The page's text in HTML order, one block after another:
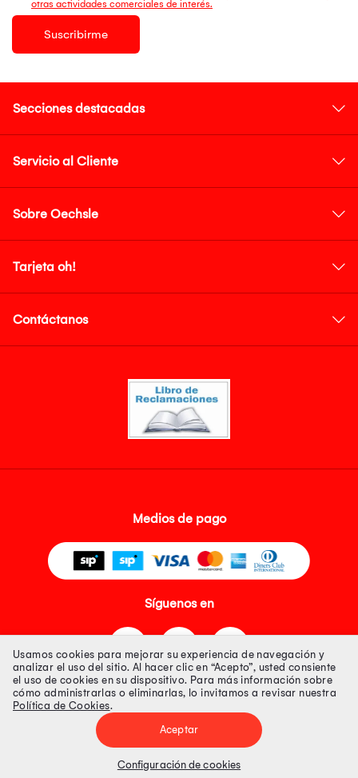
otras actividades comerciales de interés.
Suscribirme
Secciones destacadas
Servicio al Cliente
Sobre Oechsle
Tarjeta oh!
Contáctanos
Medios de pago
Síguenos en
Tienda 100% Segura
Tiendas Peruanas S.A. R.U.C. Nº 20493020618. Todos los derechos
Precios disponibles solo en www.oechsle.pe. Precios online publicados
Usamos cookies para mejorar su experiencia de navegación y
analizar el uso del sitio. Al hacer clic en “Acepto”, usted consiente
el uso de cookies en su dispositivo. Para más información sobre
cómo administrarlas o eliminarlas, lo invitamos a revisar nuestra
Política de Cookies.
Aceptar
Configuración de cookies